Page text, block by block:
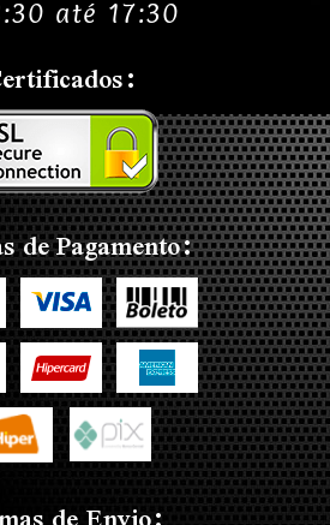
até 17:30
de Pagamento: